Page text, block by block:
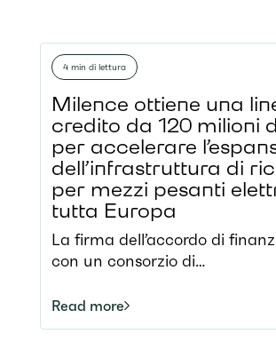
4 min di lettura
Milence ottiene una
credito da 120 milioni
per accelerare
dell’infrastruttura di
per mezzi pesanti
tutta Europa
La firma dell’accordo di
con un consorzio di
una tappa fondamentale per
a conferma del suo vincente
Read more